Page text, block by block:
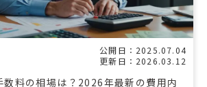
公開日：2025.07.04
更新日：2026.03.12
数料の相場は？2026年最新の費用内